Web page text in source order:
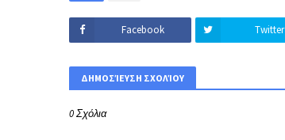
Facebook Twitter
ΔΗΜΟΣΊΕΥΣΗ ΣΧΟΛΊΟΥ
0 Σχόλια